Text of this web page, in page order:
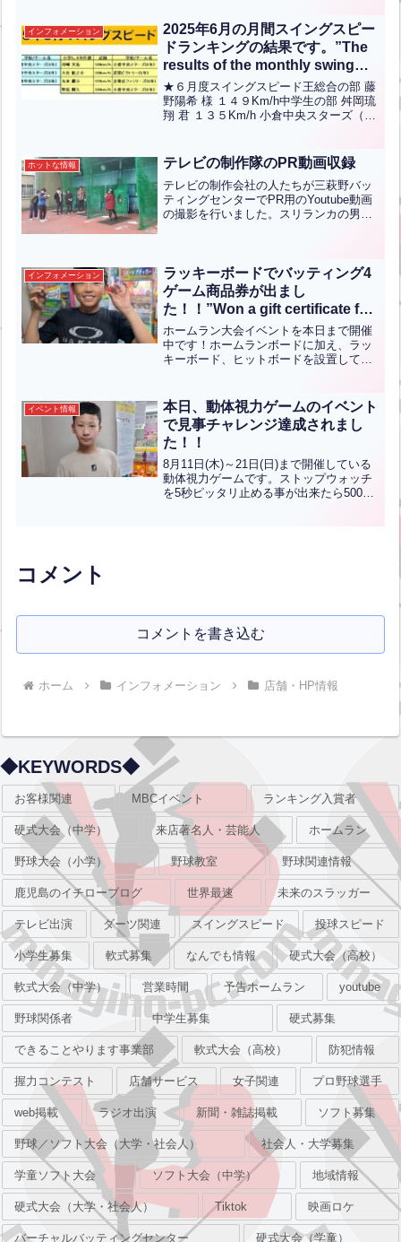
たお客様たちです！おめでとうございま
す！年末...全文はクリック
インフォメーション
2025年6月の月間スイングスピー
ドランキングの結果です。”The
results of the monthly swing
speed ranking for June 2025
are as follows.”【ENG CHT
KOR JPN】
★６月度スイングスピード王総合の部 藤
野陽希 様 １４９Km/h中学生の部 舛岡琉
翔 君 １３５Km/h 小倉中央スターズ（３
／女性の部 宮脇有希 君 １０２...全文は
クリック
ホットな情報 テレビの制作隊のPR動画収録
テレビの制作会社の人たちが三萩野バッ
ティングセンターでPR用のYoutube動画
の撮影を行いました。スリランカの男性
んですよ♪
インフォメーション
ラッキーボードでバッティング4
ゲーム商品券が出まし
た！！”Won a gift certificate for
four batting games on the lucky
board!!”【ENG CHT KOR
JPN】
ホームラン大会イベントを本日まで開催
中です！ホームランボードに加え、ラッ
キーボード、ヒットボードを設置してお
ししています！くじ引きガムとは4種類の
色があり、赤が出るとバ...全文はクリッ
ク
イベント情報
本日、動体視力ゲームのイベント
で見事チャレンジ達成されまし
た！！
8月11日(木)～21日(日)まで開催している
動体視力ゲームです。ストップウォッチ
を5秒ピッタリ止める事が出来たら500円
コメント
コメントを書き込む
ホーム インフォメーション 店舗・HP情報
◆KEYWORDS◆
お客様関連 MBCイベント ランキング入賞者
硬式大会（中学） 来店著名人・芸能人 ホームラン
野球大会（小学） 野球教室 野球関連情報
鹿児島のイチローブログ 世界最速 未来のスラッガー
テレビ出演 ダーツ関連 スイングスピード 投球スピード
小学生募集 軟式募集 なんでも情報 硬式大会（高校）
軟式大会（中学） 営業時間 予告ホームラン youtube
野球関係者 中学生募集 硬式募集
できることやります事業部 軟式大会（高校） 防犯情報
握力コンテスト 店舗サービス 女子関連 プロ野球選手
web掲載 ラジオ出演 新聞・雑誌掲載 ソフト募集
野球／ソフト大会（大学・社会人） 社会人・大学募集
学童ソフト大会 ソフト大会（中学） 地域情報
硬式大会（大学・社会人） Tiktok 映画ロケ
バーチャルバッティングセンター 硬式大会（学童）